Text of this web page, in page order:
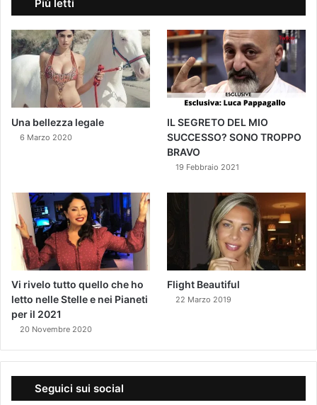
Più letti
Una bellezza legale
6 Marzo 2020
IL SEGRETO DEL MIO
SUCCESSO? SONO TROPPO
BRAVO
19 Febbraio 2021
Vi rivelo tutto quello che ho
letto nelle Stelle e nei Pianeti
per il 2021
20 Novembre 2020
Flight Beautiful
22 Marzo 2019
Seguici sui social